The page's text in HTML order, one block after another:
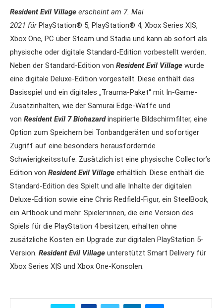
Resident Evil Village erscheint am 7. Mai
2021 fürPlayStation® 5, PlayStation® 4, Xbox Series X|S,
Xbox One, PC über Steam und Stadia und kann ab sofort als
physische oder digitale Standard-Edition vorbestellt werden.
Neben der Standard-Edition von Resident Evil Village wurde
eine digitale Deluxe-Edition vorgestellt. Diese enthält das
Basisspiel und ein digitales „Trauma-Paket“ mit In-Game-
Zusatzinhalten, wie der Samurai Edge-Waffe und
von Resident Evil 7 Biohazardinspirierte Bildschirmfilter, eine
Option zum Speichern bei Tonbandgeräten und sofortiger
Zugriff auf eine besonders herausfordernde
Schwierigkeitsstufe. Zusätzlich ist eine physische Collector’s
Edition von Resident Evil Village erhältlich. Diese enthält die
Standard-Edition des Spielt und alle Inhalte der digitalen
Deluxe-Edition sowie eine Chris Redfield-Figur, ein SteelBook,
ein Artbook und mehr. Spieler:innen, die eine Version des
Spiels für die PlayStation 4 besitzen, erhalten ohne
zusätzliche Kosten ein Upgrade zur digitalen PlayStation 5-
Version. Resident Evil Village unterstützt Smart Delivery für
Xbox Series X|S und Xbox One-Konsolen.